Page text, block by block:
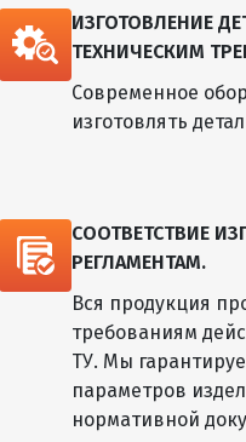
ИЗГОТОВЛЕНИЕ
ТЕХНИЧЕСКИМ
Современное
изготовлять
СООТВЕТСТВИЕ
РЕГЛАМЕНТАМ.
Вся продукция
требованиям
ТУ. Мы
параметров
нормативной